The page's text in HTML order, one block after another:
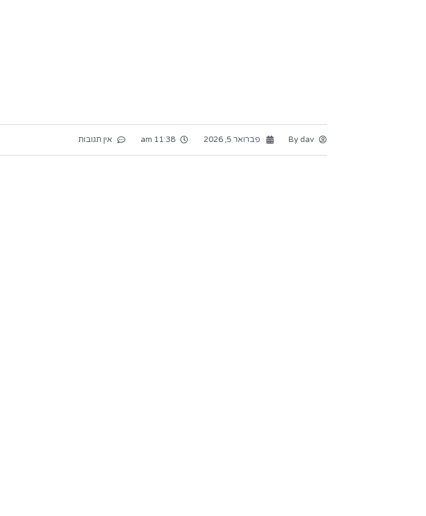
Bydav פברואר 5, 2026 11:38 am אין תגובות